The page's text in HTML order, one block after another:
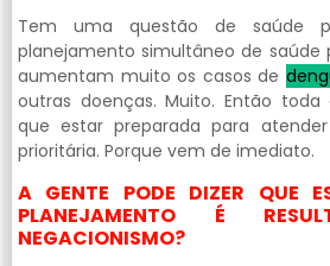
Tem uma questão de saúde
planejamento simultâneo de saúde
aumentam muito os casos de
outras doenças. Muito. Então
que estar preparada para
prioritária. Porque vem de imediato.
A GENTE PODE DIZER QUE
PLANEJAMENTO É
NEGACIONISMO?